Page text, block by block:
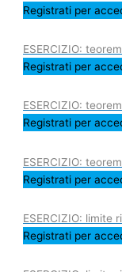
Registrati per
ESERCIZIO:
Registrati per
ESERCIZIO:
Registrati per
ESERCIZIO:
Registrati per
ESERCIZIO: limite
Registrati per